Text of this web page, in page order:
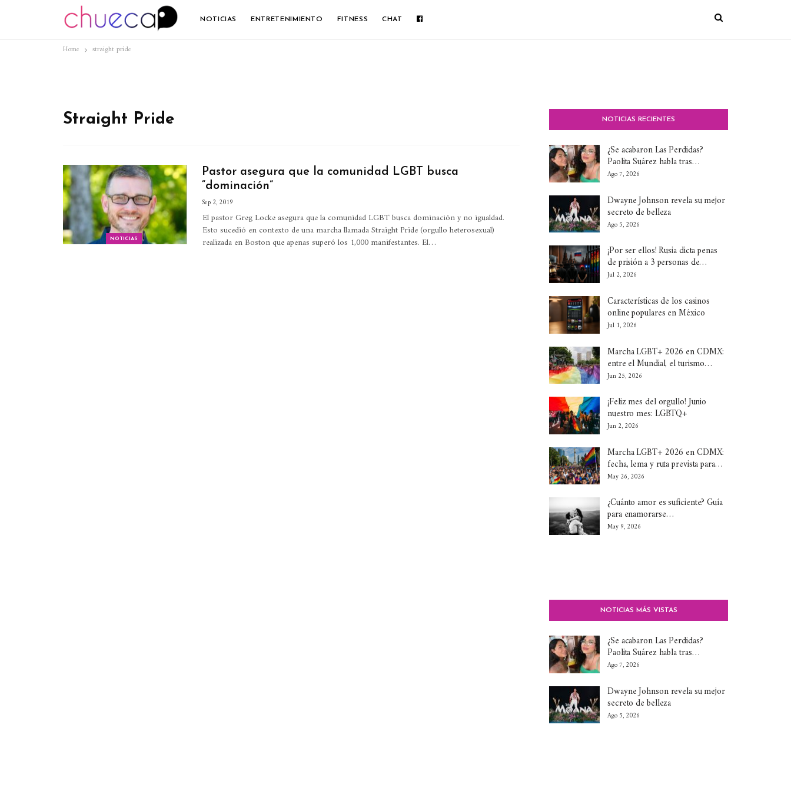
NOTICIAS ENTRETENIMIENTO FITNESS CHAT
Home straight pride
Straight Pride
NOTICIAS
Pastor asegura que la comunidad LGBT busca
“dominación”
Sep 2, 2019
El pastor Greg Locke asegura que la comunidad LGBT busca dominación y no igualdad.
Esto sucedió en contexto de una marcha llamada Straight Pride (orgullo heterosexual)
realizada en Boston que apenas superó los 1,000 manifestantes. El…
NOTICIAS RECIENTES
¿Se acabaron Las Perdidas?
Paolita Suárez habla tras…
Ago 7, 2026
Dwayne Johnson revela su mejor
secreto de belleza
Ago 5, 2026
¡Por ser ellos! Rusia dicta penas
de prisión a 3 personas de…
Jul 2, 2026
Características de los casinos
online populares en México
Jul 1, 2026
Marcha LGBT+ 2026 en CDMX:
entre el Mundial, el turismo…
Jun 25, 2026
¡Feliz mes del orgullo! Junio
nuestro mes: LGBTQ+
Jun 2, 2026
Marcha LGBT+ 2026 en CDMX:
fecha, lema y ruta prevista para…
May 26, 2026
¿Cuánto amor es suficiente? Guía
para enamorarse…
May 9, 2026
NOTICIAS MÁS VISTAS
¿Se acabaron Las Perdidas?
Paolita Suárez habla tras…
Ago 7, 2026
Dwayne Johnson revela su mejor
secreto de belleza
Ago 5, 2026